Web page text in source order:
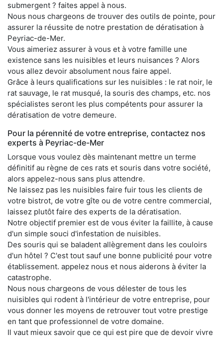
submergent ? faites appel à nous.
Nous nous chargeons de trouver des outils de pointe, pour
assurer la réussite de notre prestation de dératisation à
Peyriac-de-Mer.
Vous aimeriez assurer à vous et à votre famille une
existence sans les nuisibles et leurs nuisances ? Alors
vous allez devoir absolument nous faire appel.
Grâce à leurs qualifications sur les nuisibles : le rat noir, le
rat sauvage, le rat musqué, la souris des champs, etc. nos
spécialistes seront les plus compétents pour assurer la
dératisation de votre demeure.
Pour la pérennité de votre entreprise, contactez nos
experts à Peyriac-de-Mer
Lorsque vous voulez dès maintenant mettre un terme
définitif au règne de ces rats et souris dans votre société,
alors appelez-nous sans plus attendre.
Ne laissez pas les nuisibles faire fuir tous les clients de
votre bistrot, de votre gîte ou de votre centre commercial,
laissez plutôt faire des experts de la dératisation.
Notre objectif premier est de vous éviter la faillite, à cause
d'un simple souci d'infestation de nuisibles.
Des souris qui se baladent allègrement dans les couloirs
d'un hôtel ? C'est tout sauf une bonne publicité pour votre
établissement. appelez nous et nous aiderons à éviter la
catastrophe.
Nous nous chargeons de vous délester de tous les
nuisibles qui rodent à l'intérieur de votre entreprise, pour
vous donner les moyens de retrouver tout votre prestige
en tant que professionnel de votre domaine.
Il vaut mieux savoir que ce qui est pire que de devoir vivre